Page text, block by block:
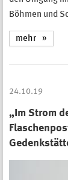
Böhmen und
mehr
24.10.19
„Im Strom